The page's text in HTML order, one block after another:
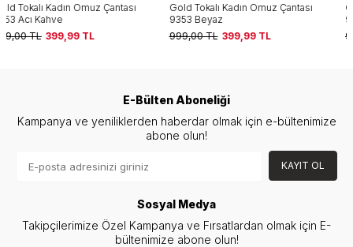
Gold Tokalı Kadın Omuz Çantası
9353 Beyaz
999,00TL 399,99
Gold Tokalı Kadın Omuz Çantası
9353 Krem
999,00TL 399,99
E-Bülten Aboneliği
Kampanya ve yeniliklerden haberdar olmak için e-bültenimize
abone olun!
KAYIT OL
Sosyal Medya
Takipçilerimize Özel Kampanya ve Fırsatlardan olmak için E-
bültenimize abone olun!